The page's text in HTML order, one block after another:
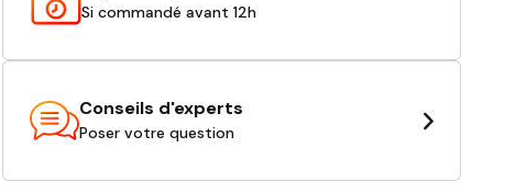
Si commandé avant 12h
Conseils d'experts
Poser votre question